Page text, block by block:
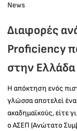
News
Διαφορές
Proficiency
στην Ελλάδα
Η απόκτηση ενός
γλώσσα αποτελεί
ακαδημαϊκούς, είτε
ο ΑΣΕΠ (Ανώτατο